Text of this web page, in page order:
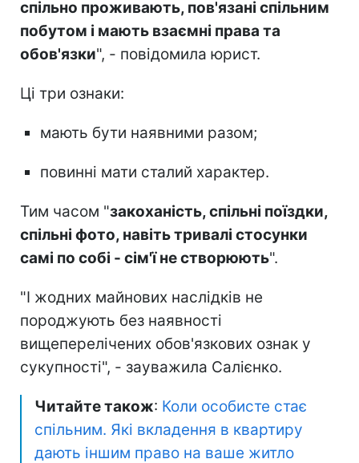
спільно проживають, пов'язані спільним
побутом і мають взаємні права та
обов'язки", - повідомила юрист.
Ці три ознаки:
мають бути наявними разом;
повинні мати сталий характер.
Тим часом "закоханість, спільні поїздки,
спільні фото, навіть тривалі стосунки
самі по собі - сім'ї не створюють".
"І жодних майнових наслідків не
породжують без наявності
вищеперелічених обов'язкових ознак у
сукупності", - зауважила Салієнко.
Читайте також: Коли особисте стає
спільним. Які вкладення в квартиру
дають іншим право на ваше житло